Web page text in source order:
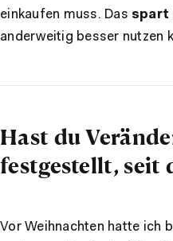
einkaufen muss. Das spart
anderweitig besser nutzen
Hast du
festgestellt, seit
Vor Weihnachten hatte ich